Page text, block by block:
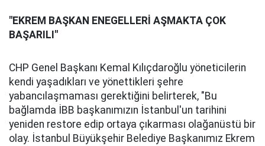
"EKREM BAŞKAN ENEGELLERİ AŞMAKTA ÇOK
BAŞARILI"
CHP Genel Başkanı Kemal Kılıçdaroğlu yöneticilerin
kendi yaşadıkları ve yönettikleri şehre
yabancılaşmaması gerektiğini belirterek, "Bu
bağlamda İBB başkanımızın İstanbul'un tarihini
yeniden restore edip ortaya çıkarması olağanüstü bir
olay. İstanbul Büyükşehir Belediye Başkanımız Ekrem